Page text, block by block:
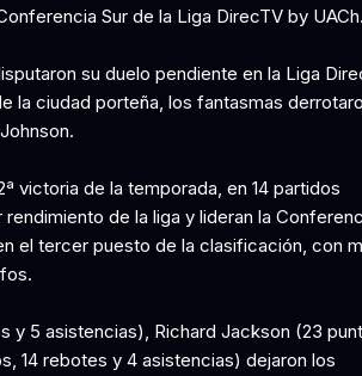
Sur de la Liga DirecTV by UACh.
su duelo pendiente en la Liga
la ciudad porteña, los fantasmas
victoria de la temporada, en 14 partidos
de la liga y lideran la
el tercer puesto de la clasificación, con
y 5 asistencias), Richard Jackson (23
14 rebotes y 4 asistencias) dejaron los